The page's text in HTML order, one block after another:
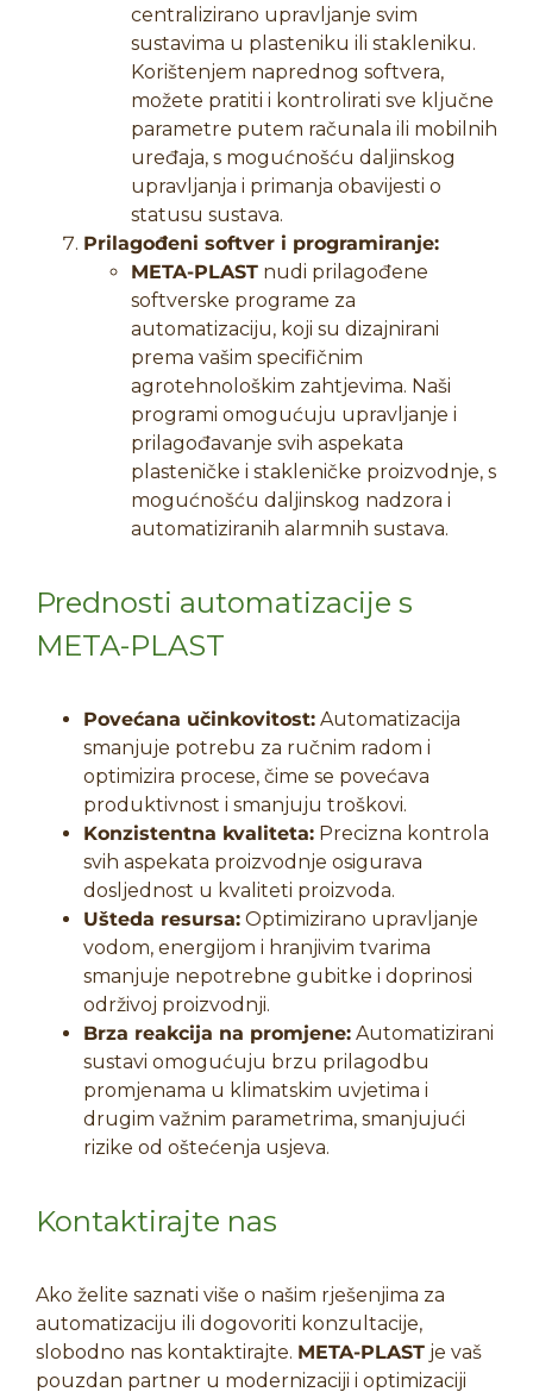
centralizirano upravljanje svim
sustavima u plasteniku ili stakleniku.
Korištenjem naprednog softvera,
možete pratiti i kontrolirati sve ključne
parametre putem računala ili mobilnih
uređaja, s mogućnošću daljinskog
upravljanja i primanja obavijesti o
statusu sustava.
Prilagođeni softver i programiranje:
META-PLAST nudi prilagođene
softverske programe za
automatizaciju, koji su dizajnirani
prema vašim specifičnim
agrotehnološkim zahtjevima. Naši
programi omogućuju upravljanje i
prilagođavanje svih aspekata
plasteničke i stakleničke proizvodnje, s
mogućnošću daljinskog nadzora i
automatiziranih alarmnih sustava.
Prednosti automatizacije s
META-PLAST
Povećana učinkovitost: Automatizacija
smanjuje potrebu za ručnim radom i
optimizira procese, čime se povećava
produktivnost i smanjuju troškovi.
Konzistentna kvaliteta: Precizna kontrola
svih aspekata proizvodnje osigurava
dosljednost u kvaliteti proizvoda.
Ušteda resursa: Optimizirano upravljanje
vodom, energijom i hranjivim tvarima
smanjuje nepotrebne gubitke i doprinosi
održivoj proizvodnji.
Brza reakcija na promjene: Automatizirani
sustavi omogućuju brzu prilagodbu
promjenama u klimatskim uvjetima i
drugim važnim parametrima, smanjujući
rizike od oštećenja usjeva.
Kontaktirajte nas
Ako želite saznati više o našim rješenjima za
automatizaciju ili dogovoriti konzultacije,
slobodno nas kontaktirajte. META-PLAST je vaš
pouzdan partner u modernizaciji i optimizaciji